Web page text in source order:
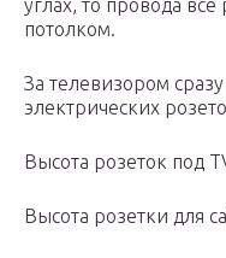
углах, то провода
потолком.
За телевизором
электрических
Высота розеток под
Высота розетки для